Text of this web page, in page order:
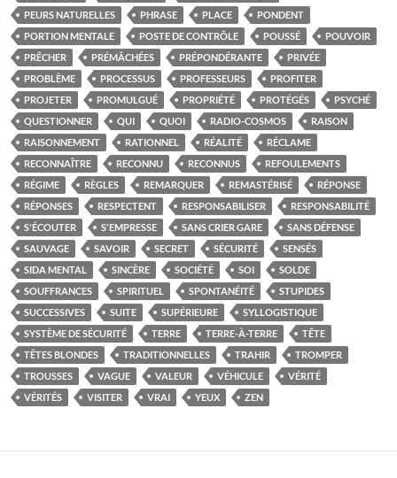
PEURS NATURELLES
PHRASE PLACE
PONDENT
PORTION MENTALE
POSTE DE CONTRÔLE POUSSÉ
POUVOIR
PRÊCHER
PRÉMÂCHÉES PRÉPONDÉRANTE
PRIVÉE
PROBLÈME
PROCESSUS PROFESSEURS
PROFITER
PROJETER
PROMULGUÉ PROPRIÉTÉ PROTÉGÉS
PSYCHÉ
QUESTIONNER
QUI QUOI RADIO-COSMOS
RAISON
RAISONNEMENT
RATIONNEL RÉALITÉ
RÉCLAME
RECONNAÎTRE
RECONNU RECONNUS
REFOULEMENTS
RÉGIME
RÈGLES REMARQUER REMASTÉRISÉ
RÉPONSE
RÉPONSES
RESPECTENT RESPONSABILISER
RESPONSABILITÉ
S'ÉCOUTER
S'EMPRESSE SANS CRIER GARE
SANS DÉFENSE
SAUVAGE
SAVOIR SECRET SÉCURITÉ
SENSÉS
SIDA MENTAL
SINCÈRE SOCIÉTÉ SOI
SOLDE
SOUFFRANCES
SPIRITUEL SPONTANÉITÉ
STUPIDES
SUCCESSIVES
SUITE SUPÉRIEURE
SYLLOGISTIQUE
SYSTÈME DE SÉCURITÉ
TERRE TERRE-À-TERRE
TÊTE
TÊTES BLONDES
TRADITIONNELLES TRAHIR
TROMPER
TROUSSES
VAGUE VALEUR VÉHICULE
VÉRITÉ
VÉRITÉS
VISITER VRAI YEUX ZEN